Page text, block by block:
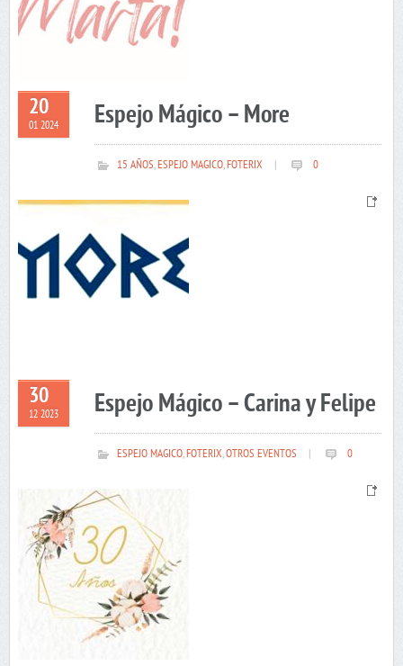
20
01 2024 Espejo Mágico – More
15 AÑOS,ESPEJO MAGICO,FOTERIX 0
30
12 2023 Espejo Mágico – Carina y Felipe
ESPEJO MAGICO,FOTERIX,OTROS EVENTOS 0